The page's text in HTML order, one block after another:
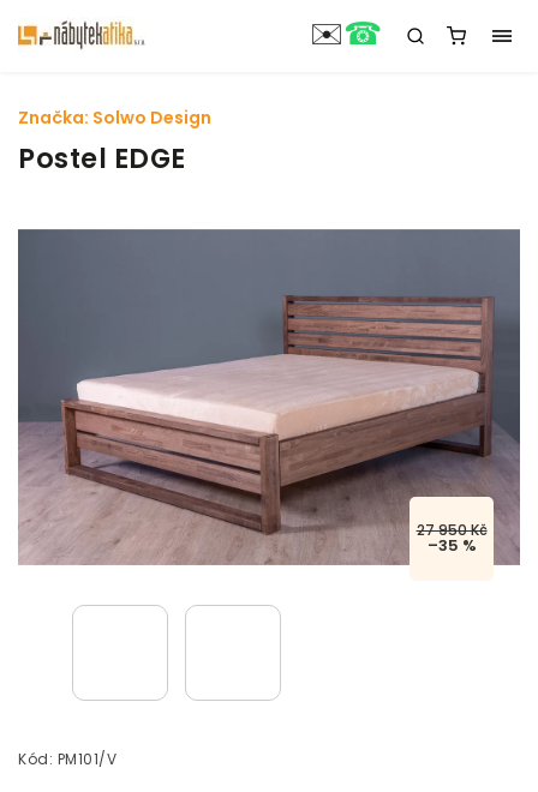
Postel EDGE
27 950 Kč
–35 %
Kód: PM101/V
Značka: Solwo Design
✉️☎